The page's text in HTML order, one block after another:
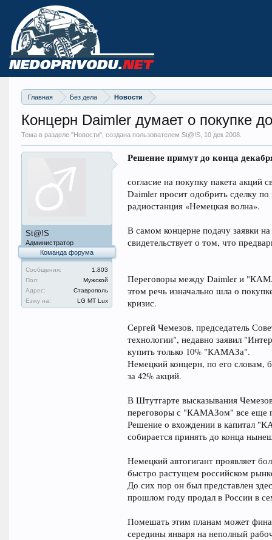
Главная Без дела Новости
Концерн Daimler думает о покупке
Тема в разделе "Новости", создана пользователем St@!S, 10 дек 2008.
St@!S
Администратор
Команда форума
Сообщения:
1.803
Пол:
Мужской
Адрес:
Ставрополь
Езжу на:
LG MT Lux
Решение примут до конца
согласие на покупку пакета акций
Daimler просит одобрить сделку
радиостанция «Немецкая волна».
В самом концерне подачу заявки
свидетельствует о том, что
Переговоры между Daimler и
этом речь изначально шла о
кризис.
Сергей Чемезов, председатель
технологии", недавно заявил
купить только 10% "КАМАЗа".
Немецкий концерн, по его словам,
за 42% акций.
В Штутгарте высказывания
переговоры с "КАМАЗом" все еще
Решение о вхождении в капитал
собирается принять до конца
Немецкий автогигант проявляет
быстро растущем российском
До сих пор он был представлен
прошлом году продал в России в
Помешать этим планам может
середины января на неполный